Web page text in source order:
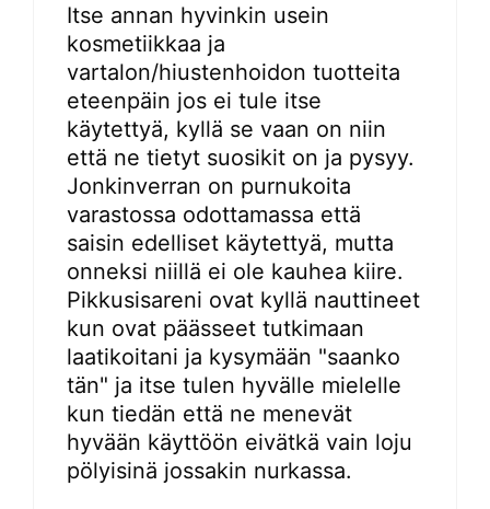
Itse annan hyvinkin usein
kosmetiikkaa ja
vartalon/hiustenhoidon tuotteita
eteenpäin jos ei tule itse
käytettyä, kyllä se vaan on niin
että ne tietyt suosikit on ja pysyy.
Jonkinverran on purnukoita
varastossa odottamassa että
saisin edelliset käytettyä, mutta
onneksi niillä ei ole kauhea kiire.
Pikkusisareni ovat kyllä nauttineet
kun ovat päässeet tutkimaan
laatikoitani ja kysymään "saanko
tän" ja itse tulen hyvälle mielelle
kun tiedän että ne menevät
hyvään käyttöön eivätkä vain loju
pölyisinä jossakin nurkassa.